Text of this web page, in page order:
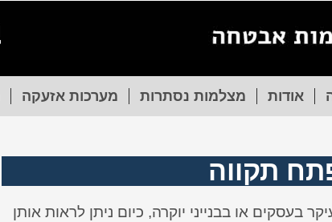
אודות מצלמות נסתרות מערכות אזעקה
תקווה
או בבנייני יוקרה, כיום ניתן לראות אותן